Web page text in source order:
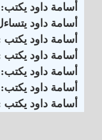
أسامة داود يكتب: شقة عمرها ١٠٠ عام.. من
أسامة داود يتساءل: هل
أسامة داود يكتب
أسامة داود
أسامة داود
أسامة داود يكتب:
أسامة داود